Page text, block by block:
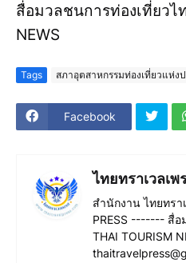
สื่อมวลชนการท่องเที่ยวไ
NEWS
Tags สภาอุตสาหกรรมท่องเที่ยวแห่งป
Facebook
ไทยทราเวลเพ
สำนักงาน ไทยทรา
PRESS ------- สื่อ
THAI TOURISM